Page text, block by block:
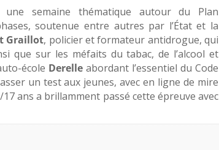
semaine thématique autour du Plan
soutenue entre autres par l’État et la
Graillot, policier et formateur antidrogue, qui
que sur les méfaits du tabac, de l’alcool et
école Derelleabordant l’essentiel du Code
un test aux jeunes, avec en ligne de mire
ans a brillamment passé cette épreuve avec